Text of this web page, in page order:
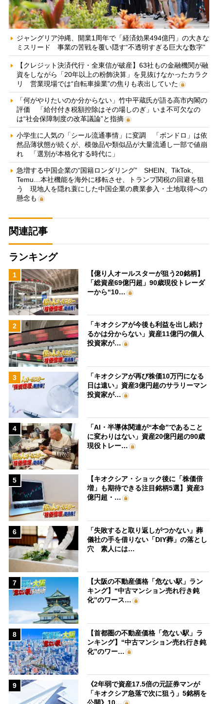
ジャングリア沖縄、開業1周年で「経済効果494億円」の大きな
ミスリード 事業の苦戦を覆い隠す“不透明すぎる巨大な数字”
【クレジット決済代行・全東信が破産】63社もの金融機関が融
資をしながら「20年以上の粉飾決算」を見抜けなかったカラク
リ 営業現場では“自転車操業”の焦りも表出していた
「何がやりたいのか分からない」竹中平蔵氏が語る高市内閣の
評価 「給付付き税額控除はその場しのぎ」いま不可欠なの
は“社会保障制度の改革議論”と指摘
小学生に人気の「シール流通事情」に変調 「ボンドロ」は依
然品薄状態が続くが、模倣品や類似品が大量流通し一部で値崩
れ 「選別が本格化する時代に」
急増する中国企業の“国籍ロンダリング” SHEIN、TikTok、
Temu…本社機能を海外に移転させ、トランプ関税の回避を狙
う 現地人を隠れ蓑にした中国企業の農業参入・土地取得への
懸念も
関連記事
ランキング
1
【億り人オールスターが狙う20銘柄】
「総資産69億円超」90歳現役トレーダ
ーから“10…
2
「キオクシアが今後も利益を出し続け
るかは分からない」資産11億円の個人
投資家が…
3
「キオクシアが再び株価10万円になる
日は遠い」資産3億円超のサラリーマン
投資家が…
4
「AI・半導体関連が“本命”であること
に変わりはない」資産20億円超の90歳
現役トレー…
5
【キオクシア・ショック後に「株価倍
増」も期待できる注目銘柄5選】資産3
億円超・…
6
「失敗すると取り返しがつかない」葬
儀社の手を借りない「DIY葬」の落とし
穴 素人には…
7
【大阪の不動産価格「危ない駅」ラン
キング】“中古マンション売れ行き鈍
化”のワース…
8
【首都圏の不動産価格「危ない駅」ラ
ンキング】“中古マンション売れ行き鈍
化”のワー…
9
《2年弱で資産17.5倍の元証券マンが
「キオクシア急落で次に狙う」5銘柄を